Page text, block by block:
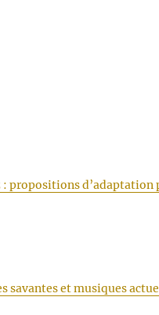
: propositions
et musiques